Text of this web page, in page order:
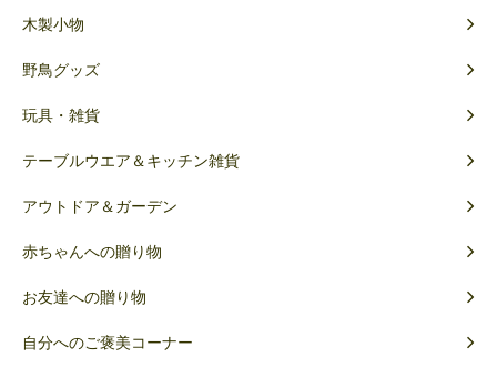
木製小物
野鳥グッズ
玩具・雑貨
テーブルウエア＆キッチン雑貨
アウトドア＆ガーデン
赤ちゃんへの贈り物
お友達への贈り物
自分へのご褒美コーナー